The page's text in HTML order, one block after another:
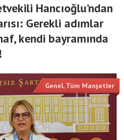
Hancıoğlu’ndan
Gerekli adımlar
kendi bayramında
Genel,Tüm Manşetler